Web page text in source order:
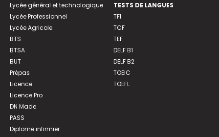
Lycée général et technologique
Lycée Professionnel
Lycée Agricole
BTS
BTSA
BUT
Prépas
Licence
Licence Pro
DN Made
PASS
Diplome infirmier
TESTS DE LANGUES
TFI
TCF
TEF
DELF B1
DELF B2
TOEIC
TOEFL